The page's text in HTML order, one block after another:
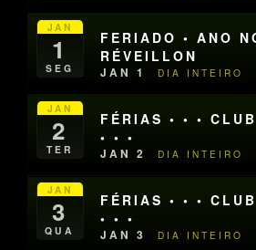
JAN
1
SEG
FERIADO • ANO
RÉVEILLON
JAN 1 DIA INTEIRO
JAN
2
TER
FÉRIAS • • •
• • •
JAN 2 DIA INTEIRO
JAN
3
QUA
FÉRIAS • • •
• • •
JAN 3 DIA INTEIRO